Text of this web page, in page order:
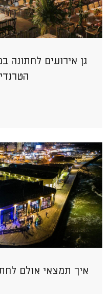
גן אירועים לחתונה
איך תמצאי אולם